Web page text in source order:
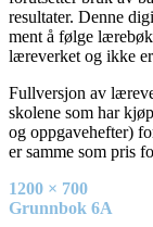
resultater. Denne
ment å følge
læreverket og ikke
Fullversjon av
skolene som har
og oppgavehefter)
er samme som pris
Full
size
1200 × 700
Grunnbok 6A